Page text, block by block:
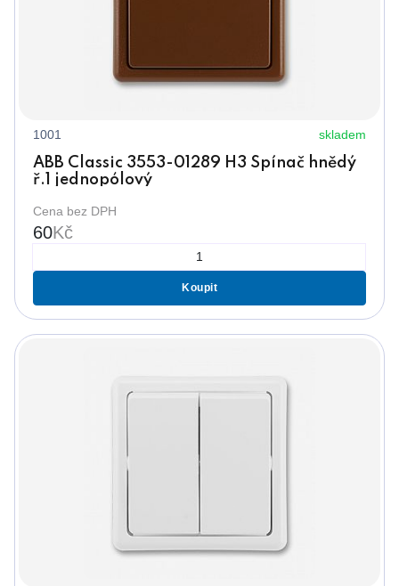
1001 skladem
ABB Classic 3553-01289 H3 Spínač hnědý
ř.1 jednopólový
Cena bez DPH
60Kč
Koupit